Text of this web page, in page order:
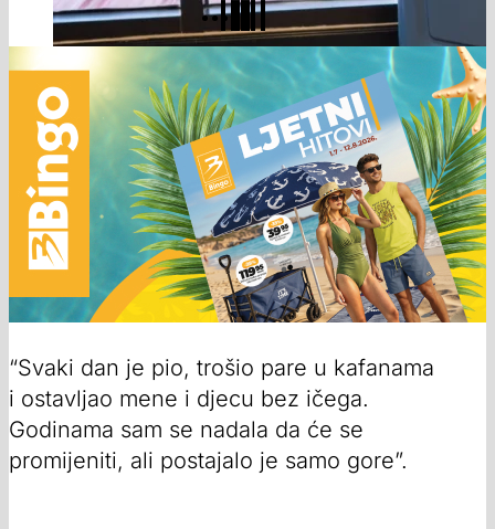
“Svaki dan je pio, trošio pare u kafanama
i ostavljao mene i djecu bez ičega.
Godinama sam se nadala da će se
promijeniti, ali postajalo je samo gore”.